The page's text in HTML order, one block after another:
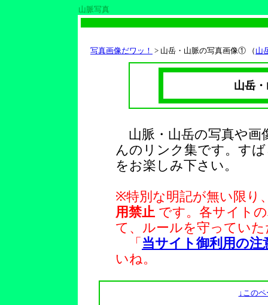
山脈写真
写真画像だワッ！ > 山岳・ 山脈の写真画像① （ 山
山岳
山脈・山岳の写真や画
んのリンク集です。す
をお楽しみ下さい。
※特別な明記が無い限り
用禁止 です。各サイト
て、ルールを守ってい
「 当サイト御利用の注
いね。
↓この